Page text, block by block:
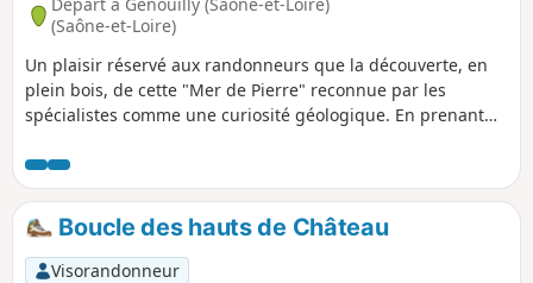
(Saône-et-Loire)
Un plaisir réservé aux randonneurs que la découverte, en
plein bois, de cette "Mer de Pierre" reconnue par les
spécialistes comme une curiosité géologique. En prenant
larges vues sur la Vallée de la Guye vers l'Est et le secteur
des Baudots au Nord. Très ombragé, le parcours bénéficiera
ensuite de quelques échappées sur les Monts du
Charollais. Voir informations pratiques.
Boucle des hauts de Château
Visorandonneur